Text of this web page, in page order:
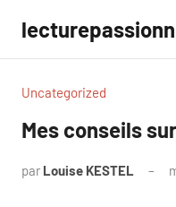
contenu
Uncategorized
Mes conseils
par Louise KESTEL